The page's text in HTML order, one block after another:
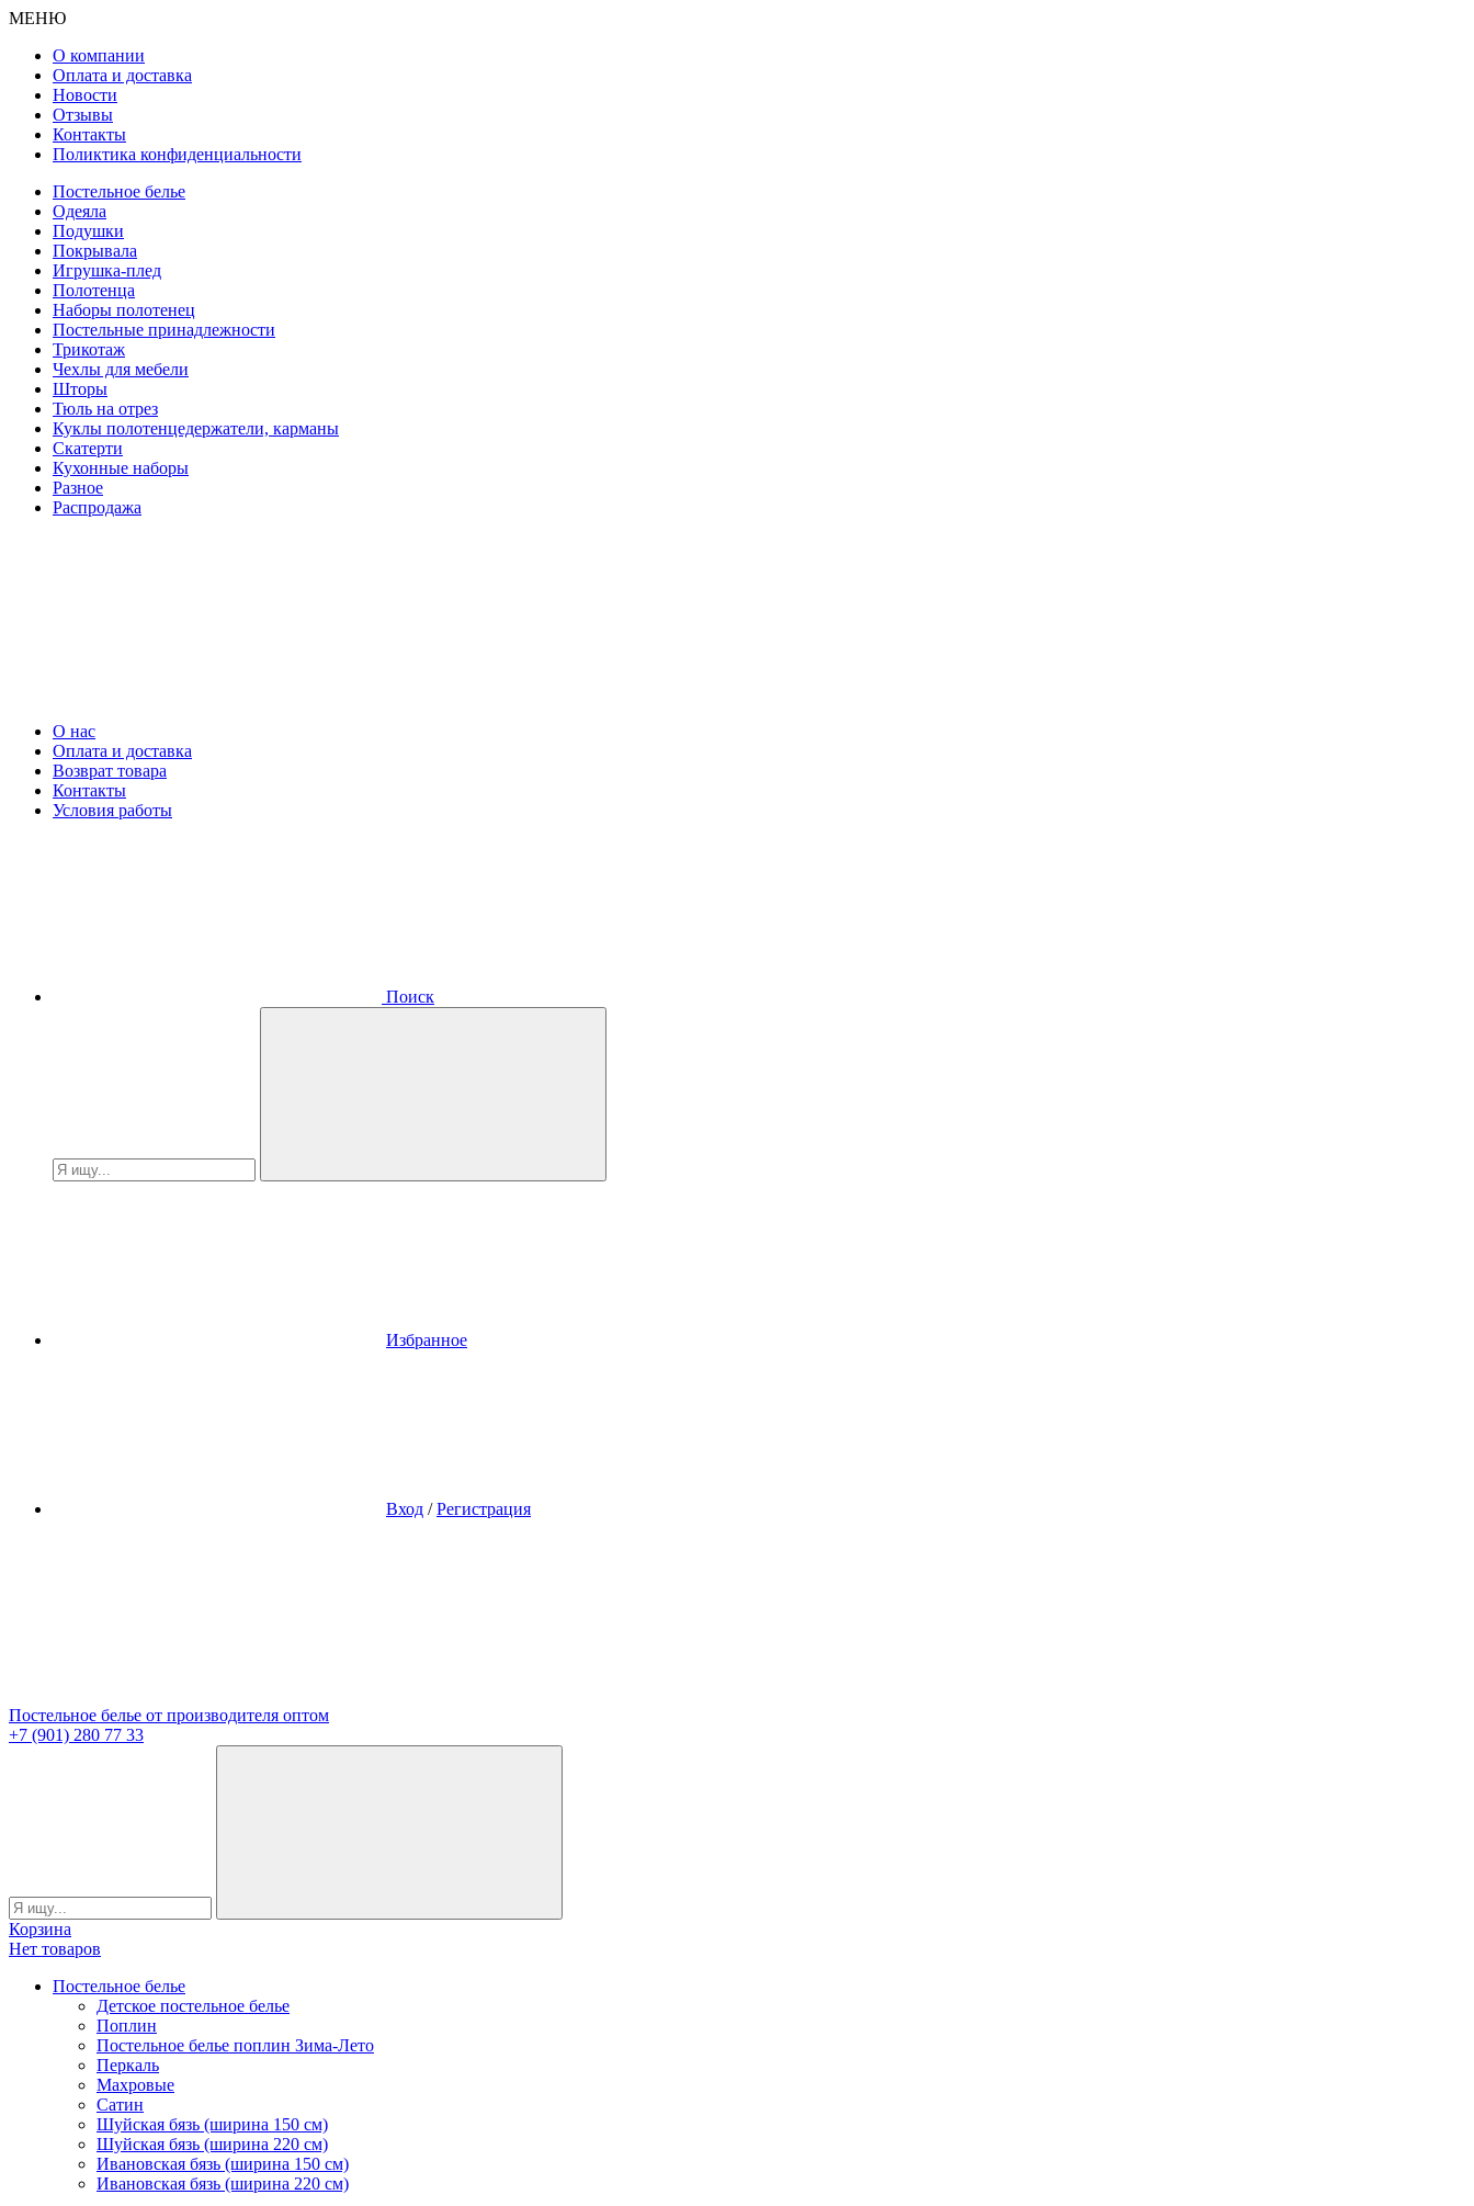
МЕНЮ
О компании
Оплата и доставка
Новости
Отзывы
Контакты
Поликтика конфиденциальности
Постельное белье
Одеяла
Подушки
Покрывала
Игрушка-плед
Полотенца
Наборы полотенец
Постельные принадлежности
Трикотаж
Чехлы для мебели
Шторы
Тюль на отрез
Куклы полотенцедержатели, карманы
Скатерти
Кухонные наборы
Разное
Распродажа
О нас
Оплата и доставка
Возврат товара
Контакты
Условия работы
Поиск
Избранное
Вход / Регистрация
Постельное белье от производителя оптом
+7 (901) 280 77 33
Корзина
Нет товаров
Постельное белье
Детское постельное белье
Поплин
Постельное белье поплин Зима-Лето
Перкаль
Махровые
Сатин
Шуйская бязь (ширина 150 см)
Шуйская бязь (ширина 220 см)
Ивановская бязь (ширина 150 см)
Ивановская бязь (ширина 220 см)